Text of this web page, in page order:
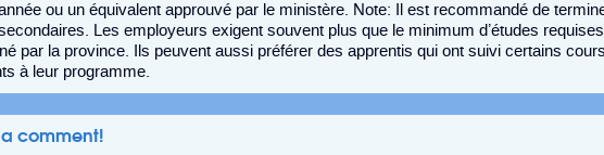
année ou un équivalent approuvé par le ministère. Note: Il est recommandé de
Les employeurs exigent souvent plus que le minimum d’études requises
par la province. Ils peuvent aussi préférer des apprentis qui ont suivi certains cours
à leur programme.
comment!